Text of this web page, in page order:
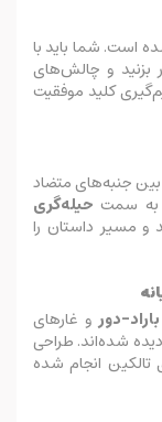
است. شما باید با
بزنید و چالش‌های
کلید موفقیت
بین جنبه‌های متضاد
به سمت حیله‌گری
و مسیر داستان را
دور و غارهای
دیده شده‌اند. طراحی
تالکین انجام شده